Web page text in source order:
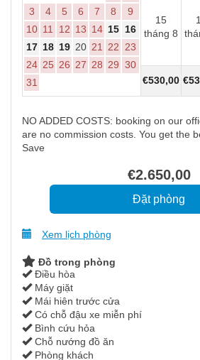
3
4 5 6 7 8
9
10 11 12 13 14 15 16
17 18 19 20 21 22
23
24 25 26 27 28 29 30
31
15
tháng 8
€530,00 €
NO ADDED COSTS: booking on our
are no commission costs. You get the
Save
€2.650,00
Xem lịch phòng
Đồ trong phòng
Điều hòa
Máy giặt
Mái hiên trước cửa
Có chỗ đậu xe miễn phí
Bình cứu hỏa
Chỗ nướng đồ ăn
Phòng khách